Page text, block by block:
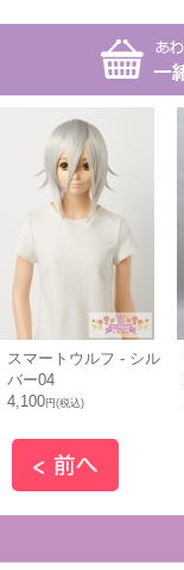
スマートウルフ - シル
バー04
4,100円(税込)